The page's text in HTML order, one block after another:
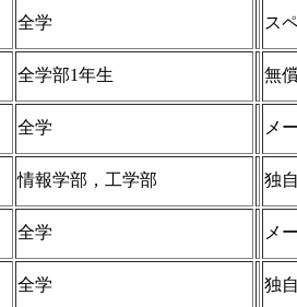
全学 ス
全学部1年生 無
全学 メ
情報学部，工学部 独
全学 メ
全学 独